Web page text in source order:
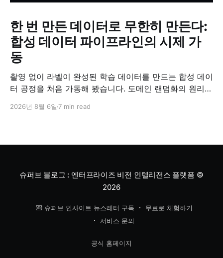
한 번 만든 데이터로 무한히 만든다:
합성 데이터 파이프라인의 시제 가
동
촬영 없이 라벨이 완성된 학습 데이터를 만드는 합성 데이
터 공정을 처음 가동해 봤습니다. 도메인 랜덤화의 원리와
리했습니다.
2026년 8월 6일 7 min read
슈퍼브 블로그 : 엔터프라이즈 비전 인텔리전스 플랫폼 ©
2026
💌 슈퍼브 인사이트 뉴스레터 구독
무료로 체험하기
서비스 문의
공식 홈페이지